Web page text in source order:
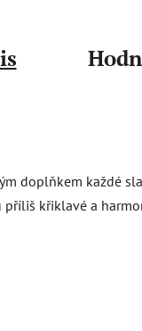
doplňkem každé
křiklavé a